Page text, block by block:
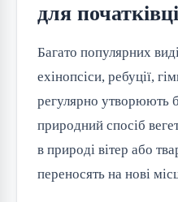
для
Багато популярних
ехінопсіси, ребуції,
регулярно утворюють
природний спосіб
в природі вітер або
переносять на нові